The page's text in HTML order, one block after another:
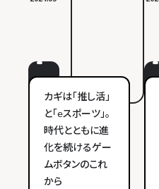
カギは「推し活」
と「eスポーツ」。
時代とともに進
化を続けるゲー
ムボタンのこれ
から